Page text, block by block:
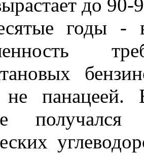
до 90-
годы -
панацеей.